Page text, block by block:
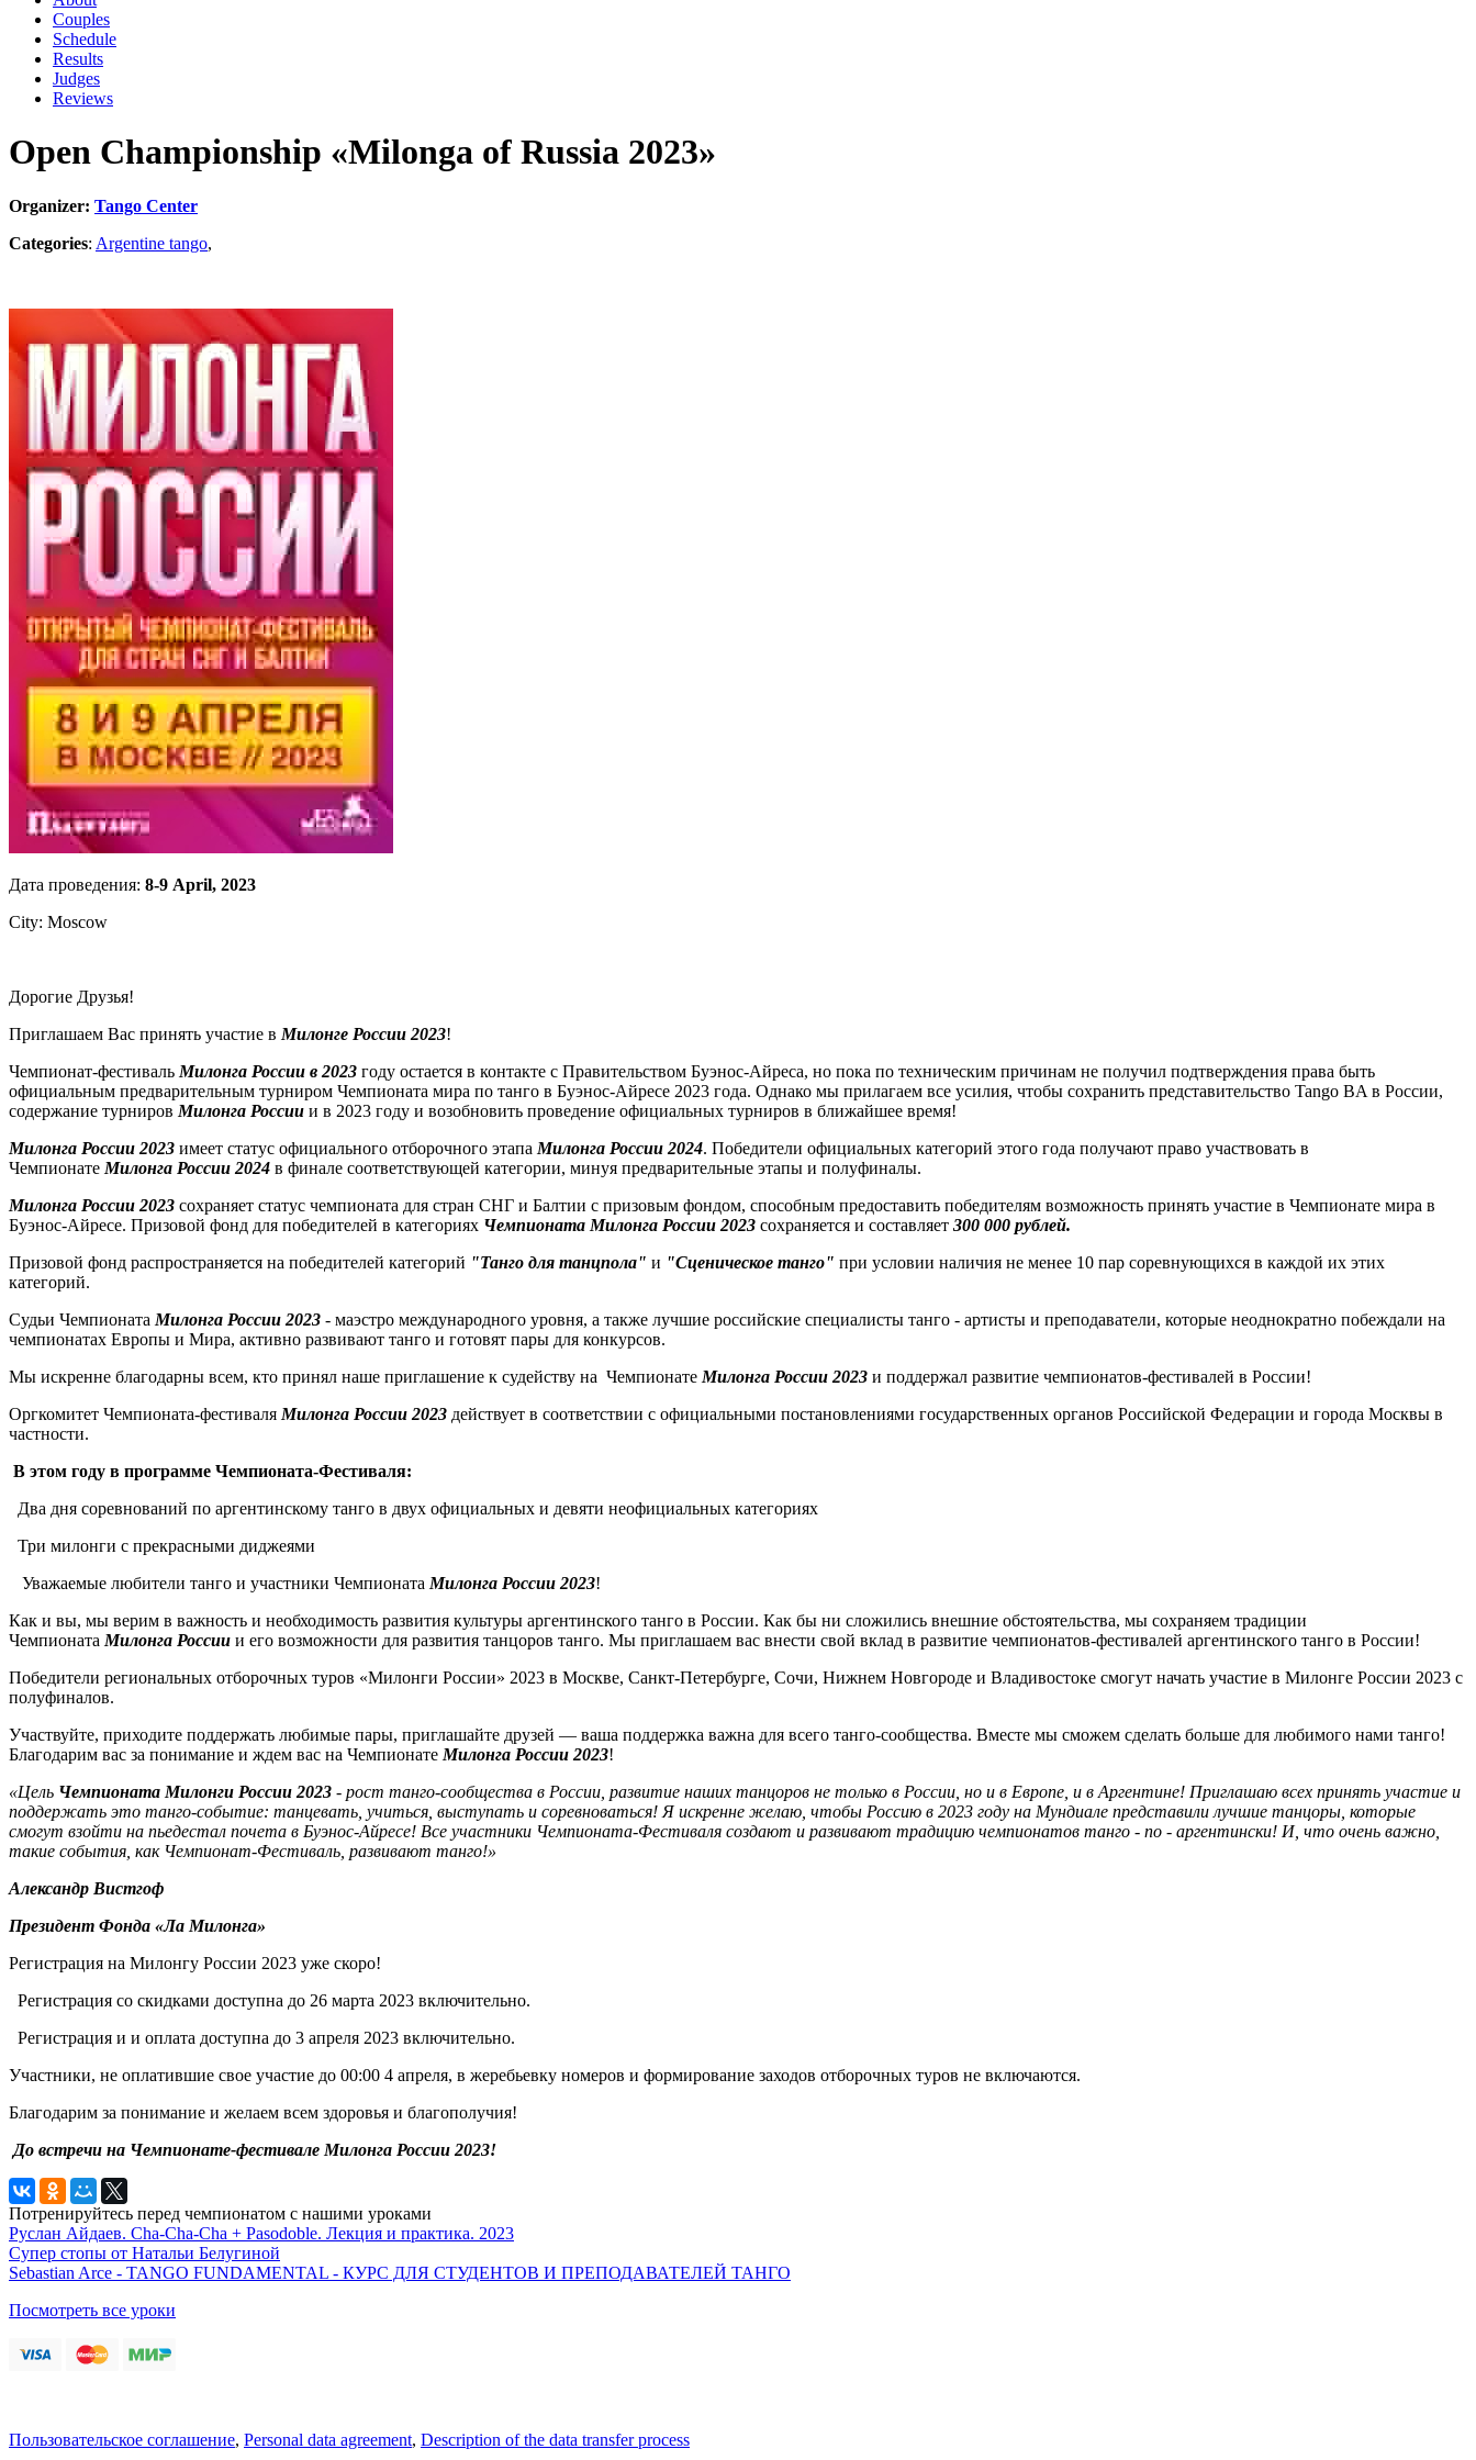
Couples
Schedule
Results
Judges
Reviews
Open Championship «Milonga of Russia 2023»
Organizer: Tango Center
Categories: Argentine tango,
Дата проведения: 8-9 April, 2023
City: Moscow
Дорогие Друзья!
Приглашаем Вас принять участие в Милонге России 2023!
Чемпионат-фестиваль Милонга России в 2023 году остается в контакте с Правительством Буэнос-Айреса, но пока по техническим причинам не получил подтверждения права быть
официальным предварительным турниром Чемпионата мира по танго в Буэнос-Айресе 2023 года. Однако мы прилагаем все усилия, чтобы сохранить представительство Tango BA в России,
содержание турниров Милонга России и в 2023 году и возобновить проведение официальных турниров в ближайшее время!
Милонга России 2023 имеет статус официального отборочного этапа Милонга России 2024. Победители официальных категорий этого года получают право участвовать в
Чемпионате Милонга России 2024 в финале соответствующей категории, минуя предварительные этапы и полуфиналы.
Милонга России 2023 сохраняет статус чемпионата для стран СНГ и Балтии с призовым фондом, способным предоставить победителям возможность принять участие в Чемпионате мира в
Буэнос-Айресе. Призовой фонд для победителей в категориях Чемпионата Милонга России 2023 сохраняется и составляет 300 000 рублей.
Призовой фонд распространяется на победителей категорий "Танго для танцпола" и "Сценическое танго" при условии наличия не менее 10 пар соревнующихся в каждой их этих
категорий.
Судьи Чемпионата Милонга России 2023 - маэстро международного уровня, а также лучшие российские специалисты танго - артисты и преподаватели, которые неоднократно побеждали на
чемпионатах Европы и Мира, активно развивают танго и готовят пары для конкурсов.
Мы искренне благодарны всем, кто принял наше приглашение к судейству на Чемпионате Милонга России 2023 и поддержал развитие чемпионатов-фестивалей в России!
Оргкомитет Чемпионата-фестиваля Милонга России 2023 действует в соответствии с официальными постановлениями государственных органов Российской Федерации и города Москвы в
частности.
В этом году в программе Чемпионата-Фестиваля:
Два дня соревнований по аргентинскому танго в двух официальных и девяти неофициальных категориях
Три милонги с прекрасными диджеями
Уважаемые любители танго и участники Чемпионата Милонга России 2023!
Как и вы, мы верим в важность и необходимость развития культуры аргентинского танго в России. Как бы ни сложились внешние обстоятельства, мы сохраняем традиции
Чемпионата Милонга России и его возможности для развития танцоров танго. Мы приглашаем вас внести свой вклад в развитие чемпионатов-фестивалей аргентинского танго в России!
Победители региональных отборочных туров «Милонги России» 2023 в Москве, Санкт-Петербурге, Сочи, Нижнем Новгороде и Владивостоке смогут начать участие в Милонге России 2023 с
полуфиналов.
Участвуйте, приходите поддержать любимые пары, приглашайте друзей — ваша поддержка важна для всего танго-сообщества. Вместе мы сможем сделать больше для любимого нами танго!
Благодарим вас за понимание и ждем вас на Чемпионате Милонга России 2023!
«Цель Чемпионата Милонги России 2023 - рост танго-сообщества в России, развитие наших танцоров не только в России, но и в Европе, и в Аргентине! Приглашаю всех принять участие и
поддержать это танго-событие: танцевать, учиться, выступать и соревноваться! Я искренне желаю, чтобы Россию в 2023 году на Мундиале представили лучшие танцоры, которые
смогут взойти на пьедестал почета в Буэнос-Айресе! Все участники Чемпионата-Фестиваля создают и развивают традицию чемпионатов танго - по - аргентински! И, что очень важно,
такие события, как Чемпионат-Фестиваль, развивают танго!»
Александр Вистгоф
Президент Фонда «Ла Милонга»
Регистрация на Милонгу России 2023 уже скоро!
Регистрация со скидками доступна до 26 марта 2023 включительно.
Регистрация и и оплата доступна до 3 апреля 2023 включительно.
Участники, не оплатившие свое участие до 00:00 4 апреля, в жеребьевку номеров и формирование заходов отборочных туров не включаются.
Благодарим за понимание и желаем всем здоровья и благополучия!
До встречи на Чемпионате-фестивале Милонга России 2023!
Потренируйтесь перед чемпионатом с нашими уроками
Руслан Айдаев. Cha-Cha-Cha + Pasodoble. Лекция и практика. 2023
Супер стопы от Натальи Белугиной
Sebastian Arce - TANGO FUNDAMENTAL - КУРС ДЛЯ СТУДЕНТОВ И ПРЕПОДАВАТЕЛЕЙ ТАНГО
Посмотреть все уроки
Пользовательское соглашение, Personal data agreement, Description of the data transfer process